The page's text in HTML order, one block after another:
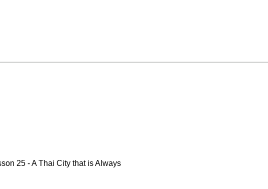
25 - A Thai City that is Always